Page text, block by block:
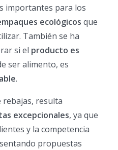
importantes para los
ecológicos que
También se ha
si el producto es
ser alimento, es
.
rebajas, resulta
excepcionales, ya que
y la competencia
propuestas